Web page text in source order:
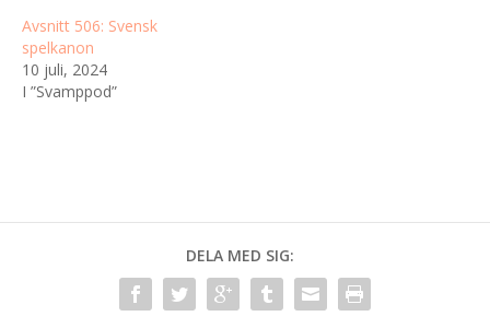
Avsnitt 506: Svensk
spelkanon
10 juli, 2024
I ”Svamppod”
DELA MED SIG: